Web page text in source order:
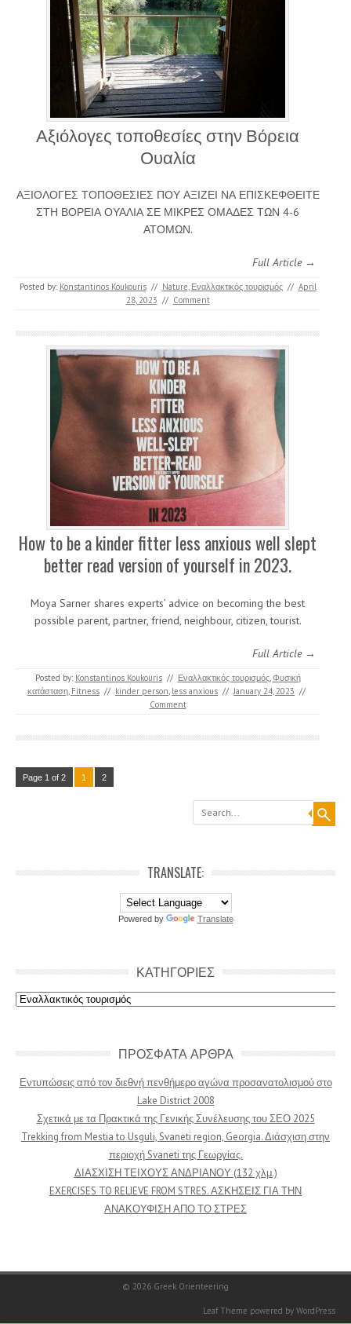
Αξιόλογες τοποθεσίες στην Βόρεια
Ουαλία
ΑΞΙΟΛΟΓΕΣ ΤΟΠΟΘΕΣΙΕΣ ΠΟΥ ΑΞΙΖΕΙ ΝΑ ΕΠΙΣΚΕΦΘΕΙΤΕ
ΣΤΗ ΒΟΡΕΙΑ ΟΥΑΛΙΑ ΣΕ ΜΙΚΡΕΣ ΟΜΑΔΕΣ ΤΩΝ 4-6
ΑΤΟΜΩΝ.
Full Article →
Posted by: Konstantinos Koukouris // Nature, Εναλλακτικός τουρισμός // April
28, 2023 // Comment
How to be a kinder fitter less anxious well slept
better read version of yourself in 2023.
Moya Sarner shares experts’ advice on becoming the best
possible parent, partner, friend, neighbour, citizen, tourist.
Full Article →
Posted by: Konstantinos Koukouris // Εναλλακτικός τουρισμός,Φυσική
κατάσταση, Fitness // kinder person, less anxious // January 24, 2023 //
Comment
Page 1 of 2 1 2
Search
TRANSLATE:
Powered by Translate
ΚΑΤΗΓΟΡΙΕΣ
Κατηγοριες
ΠΡΟΣΦΑΤΑ ΑΡΘΡΑ
Εντυπώσεις από τον διεθνή πενθήμερο αγώνα προσανατολισμού στο
Lake District 2008
Σχετικά με τα Πρακτικά της Γενικής Συνέλευσης του ΣΕΟ 2025
Trekking from Mestia to Usguli, Svaneti region, Georgia. Διάσχιση στην
περιοχή Svaneti της Γεωργίας.
ΔΙΑΣΧΙΣΗ ΤΕΙΧΟΥΣ ΑΝΔΡΙΑΝΟΥ (132 χλμ.)
EXERCISES TO RELIEVE FROM STRES. ΑΣΚΗΣΕΙΣ ΓΙΑ ΤΗΝ
ΑΝΑΚΟΥΦΙΣΗ ΑΠΟ ΤΟ ΣΤΡΕΣ
© 2026 Greek Orienteering
Leaf Theme powered by WordPress